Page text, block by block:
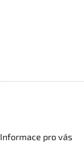
Informace pro vás